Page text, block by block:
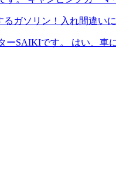
るガソリン！入れ間違い
ーSAIKIです。 はい、車